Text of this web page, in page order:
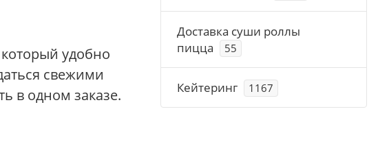
удобно
свежими
в одном заказе.
Доставка суши роллы
пицца
55
Кейтеринг 1167